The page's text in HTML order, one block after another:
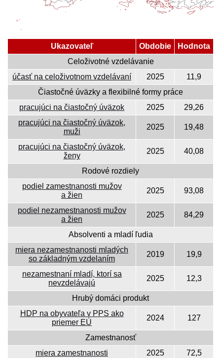
Ukazovateľ Obdobie
Hodnota
Celoživotné vzdelávanie
účasť na celoživotnom vzdelávaní
2025
11,9
Čiastočné úväzky a flexibilné formy práce
pracujúci na čiastočný úväzok
2025
29,26
pracujúci na čiastočný úväzok,
muži
2025 19,48
pracujúci na čiastočný úväzok,
ženy
2025 40,08
Rodové rozdiely
podiel zamestnanosti mužov
a žien
2025 93,08
podiel nezamestnanosti mužov
a žien
2025 84,29
Absolventi a mladí ľudia
miera nezamestnanosti mladých
so základným vzdelaním
2019 19,9
nezamestnaní mladí, ktorí sa
nevzdelávajú
2025 12,3
Hrubý domáci produkt
HDP na obyvateľa v PPS ako
priemer EÚ
2024 127
Zamestnanosť
miera zamestnanosti
2025
72,5